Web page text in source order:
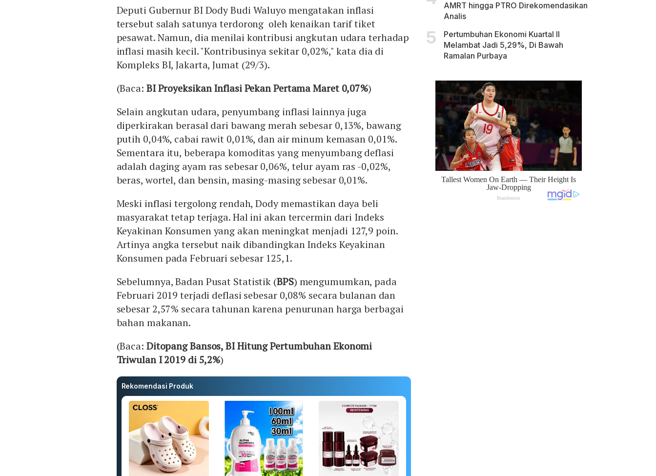
Deputi Gubernur BI Dody Budi Waluyo mengatakan inflasi
tersebut salah satunya terdorong oleh kenaikan tarif tiket
pesawat. Namun, dia menilai kontribusi angkutan udara terhadap
inflasi masih kecil. "Kontribusinya sekitar 0,02%," kata dia di
Kompleks BI, Jakarta, Jumat (29/3).
(Baca: BI Proyeksikan Inflasi Pekan Pertama Maret 0,07%)
Selain angkutan udara, penyumbang inflasi lainnya juga
diperkirakan berasal dari bawang merah sebesar 0,13%, bawang
putih 0,04%, cabai rawit 0,01%, dan air minum kemasan 0,01%.
Sementara itu, beberapa komoditas yang menyumbang deflasi
adalah daging ayam ras sebesar 0,06%, telur ayam ras -0,02%,
beras, wortel, dan bensin, masing-masing sebesar 0,01%.
Meski inflasi tergolong rendah, Dody memastikan daya beli
masyarakat tetap terjaga. Hal ini akan tercermin dari Indeks
Keyakinan Konsumen yang akan meningkat menjadi 127,9 poin.
Artinya angka tersebut naik dibandingkan Indeks Keyakinan
Konsumen pada Februari sebesar 125,1.
Sebelumnya, Badan Pusat Statistik (BPS) mengumumkan, pada
Februari 2019 terjadi deflasi sebesar 0,08% secara bulanan dan
sebesar 2,57% secara tahunan karena penurunan harga berbagai
bahan makanan.
(Baca: Ditopang Bansos, BI Hitung Pertumbuhan Ekonomi
Triwulan I 2019 di 5,2%)
Rekomendasi Produk
AMRT hingga PTRO Direkomendasikan
Analis
Pertumbuhan Ekonomi Kuartal II
Melambat Jadi 5,29%, Di Bawah
Ramalan Purbaya